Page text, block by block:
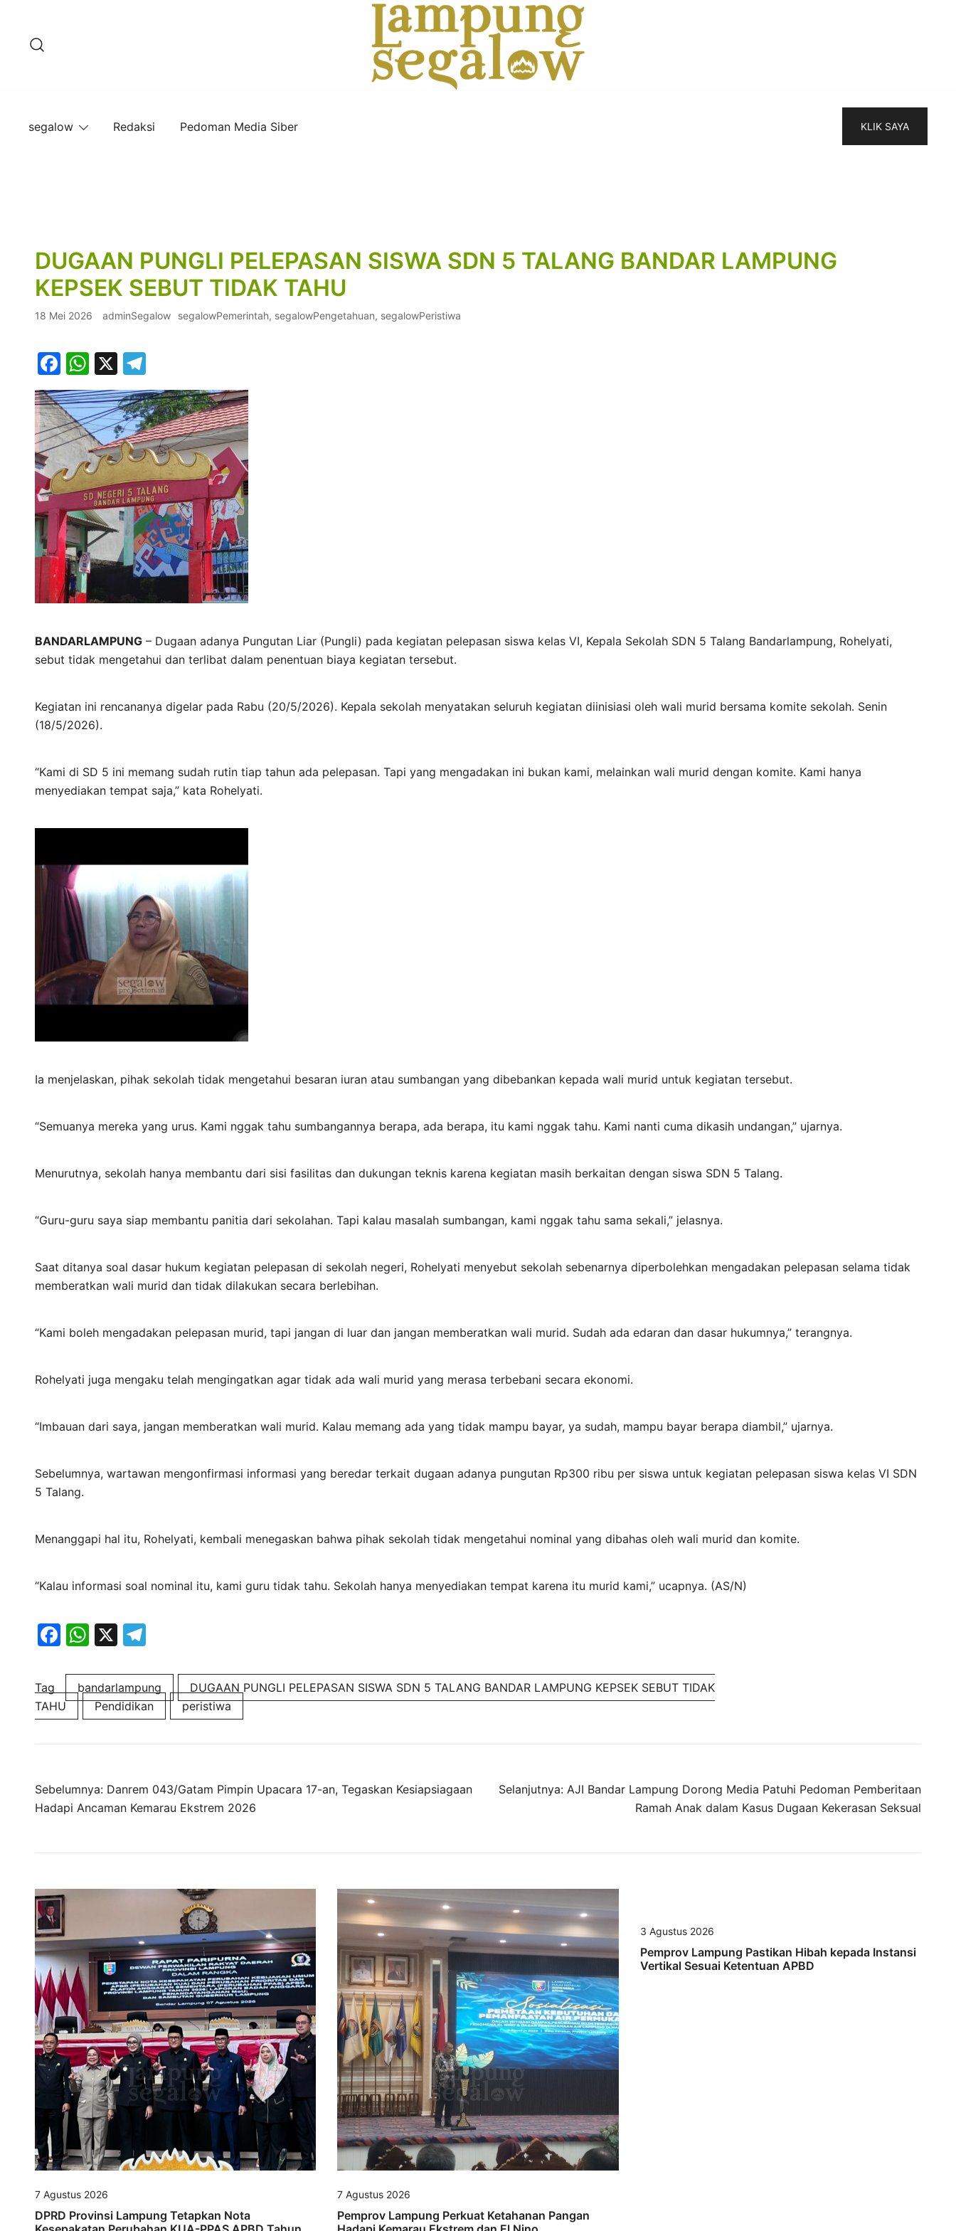
konten
segalow
Redaksi Pedoman Media Siber KLIK SAYA
DUGAAN PUNGLI PELEPASAN SISWA SDN 5 TALANG BANDAR LAMPUNG
KEPSEK SEBUT TIDAK TAHU
18 Mei 2026 adminSegalow segalowPemerintah, segalowPengetahuan, segalowPeristiwa
Facebook
WhatsApp
X Telegram
BANDARLAMPUNG– Dugaan adanya Pungutan Liar (Pungli) pada kegiatan pelepasan siswa kelas VI, Kepala Sekolah SDN 5 Talang Bandarlampung, Rohelyati,
sebut tidak mengetahui dan terlibat dalam penentuan biaya kegiatan tersebut.
Kegiatan ini rencananya digelar pada Rabu (20/5/2026). Kepala sekolah menyatakan seluruh kegiatan diinisiasi oleh wali murid bersama komite sekolah. Senin
(18/5/2026).
“Kami di SD 5 ini memang sudah rutin tiap tahun ada pelepasan. Tapi yang mengadakan ini bukan kami, melainkan wali murid dengan komite. Kami hanya
menyediakan tempat saja,” kata Rohelyati.
Ia menjelaskan, pihak sekolah tidak mengetahui besaran iuran atau sumbangan yang dibebankan kepada wali murid untuk kegiatan tersebut.
“Semuanya mereka yang urus. Kami nggak tahu sumbangannya berapa, ada berapa, itu kami nggak tahu. Kami nanti cuma dikasih undangan,” ujarnya.
Menurutnya, sekolah hanya membantu dari sisi fasilitas dan dukungan teknis karena kegiatan masih berkaitan dengan siswa SDN 5 Talang.
“Guru-guru saya siap membantu panitia dari sekolahan. Tapi kalau masalah sumbangan, kami nggak tahu sama sekali,” jelasnya.
Saat ditanya soal dasar hukum kegiatan pelepasan di sekolah negeri, Rohelyati menyebut sekolah sebenarnya diperbolehkan mengadakan pelepasan selama tidak
memberatkan wali murid dan tidak dilakukan secara berlebihan.
“Kami boleh mengadakan pelepasan murid, tapi jangan di luar dan jangan memberatkan wali murid. Sudah ada edaran dan dasar hukumnya,” terangnya.
Rohelyati juga mengaku telah mengingatkan agar tidak ada wali murid yang merasa terbebani secara ekonomi.
“Imbauan dari saya, jangan memberatkan wali murid. Kalau memang ada yang tidak mampu bayar, ya sudah, mampu bayar berapa diambil,” ujarnya.
Sebelumnya, wartawan mengonfirmasi informasi yang beredar terkait dugaan adanya pungutan Rp300 ribu per siswa untuk kegiatan pelepasan siswa kelas VI SDN
5 Talang.
Menanggapi hal itu, Rohelyati, kembali menegaskan bahwa pihak sekolah tidak mengetahui nominal yang dibahas oleh wali murid dan komite.
“Kalau informasi soal nominal itu, kami guru tidak tahu. Sekolah hanya menyediakan tempat karena itu murid kami,” ucapnya. (AS/N)
Facebook
WhatsApp
X Telegram
Tag bandarlampung
DUGAAN PUNGLI PELEPASAN SISWA SDN 5 TALANG BANDAR LAMPUNG KEPSEK SEBUT TIDAK
TAHU
Pendidikan peristiwa
Navigasi
Sebelumnya: Danrem 043/Gatam Pimpin Upacara 17-an, Tegaskan Kesiapsiagaan
Hadapi Ancaman Kemarau Ekstrem 2026
Selanjutnya: AJI Bandar Lampung Dorong Media Patuhi Pedoman Pemberitaan
Ramah Anak dalam Kasus Dugaan Kekerasan Seksual
7 Agustus 2026
DPRD Provinsi Lampung Tetapkan Nota
7 Agustus 2026
Pemprov Lampung Perkuat Ketahanan Pangan
3 Agustus 2026
Pemprov Lampung Pastikan Hibah kepada Instansi
Vertikal Sesuai Ketentuan APBD